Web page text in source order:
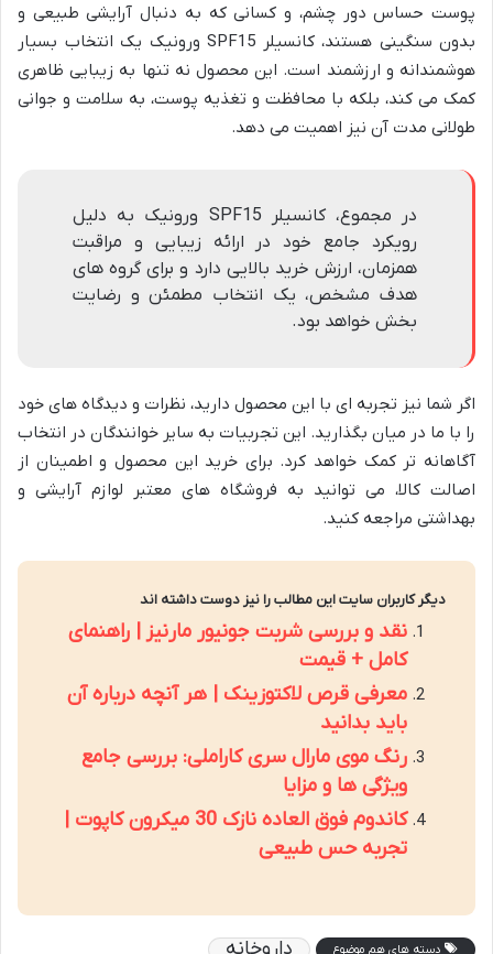
پوست حساس دور چشم، و کسانی که به دنبال آرایشی طبیعی و
بدون سنگینی هستند، کانسیلر SPF15 ورونیک یک انتخاب بسیار
هوشمندانه و ارزشمند است. این محصول نه تنها به زیبایی ظاهری
کمک می کند، بلکه با محافظت و تغذیه پوست، به سلامت و جوانی
طولانی مدت آن نیز اهمیت می دهد.
در مجموع، کانسیلر SPF15 ورونیک به دلیل
رویکرد جامع خود در ارائه زیبایی و مراقبت
همزمان، ارزش خرید بالایی دارد و برای گروه های
هدف مشخص، یک انتخاب مطمئن و رضایت
بخش خواهد بود.
اگر شما نیز تجربه ای با این محصول دارید، نظرات و دیدگاه های خود
را با ما در میان بگذارید. این تجربیات به سایر خوانندگان در انتخاب
آگاهانه تر کمک خواهد کرد. برای خرید این محصول و اطمینان از
اصالت کالا، می توانید به فروشگاه های معتبر لوازم آرایشی و
بهداشتی مراجعه کنید.
دیگر کاربران سایت این مطالب را نیز دوست داشته اند
نقد و بررسی شربت جونیور مارنیز | راهنمای
کامل + قیمت
معرفی قرص لاکتوزینک | هر آنچه درباره آن
باید بدانید
رنگ موی مارال سری کاراملی: بررسی جامع
ویژگی ها و مزایا
کاندوم فوق العاده نازک 30 میکرون کاپوت |
تجربه حس طبیعی
دسته های هم موضوع داروخانه